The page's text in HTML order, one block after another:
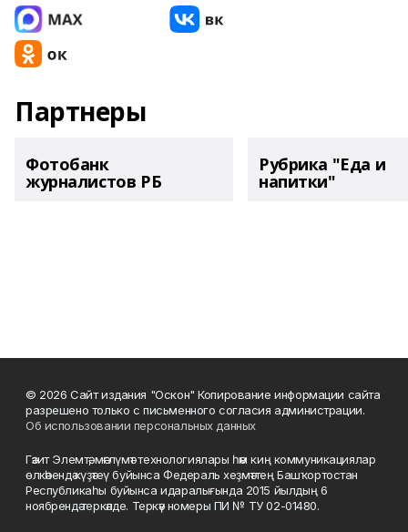
Партнеры
Фотобанк
журналистов РБ
Рубрика "Еда и
напитки"
© 2026 Сайт издания "Оскон" Копирование информации сайта
разрешено только с письменного согласия администрации.
Об использовании персональных данных
Гәзит Элемтә, мәғлүмәт технологиялары һәм киң коммуникациялар
өлкәһендә күҙәтеү буйынса Федераль хеҙмәттең Башҡортостан
Республикаһы буйынса идаралығында 2015 йылдың 6
ноябрендә теркәлде. Теркәү номеры ПИ № ТУ 02-01480.